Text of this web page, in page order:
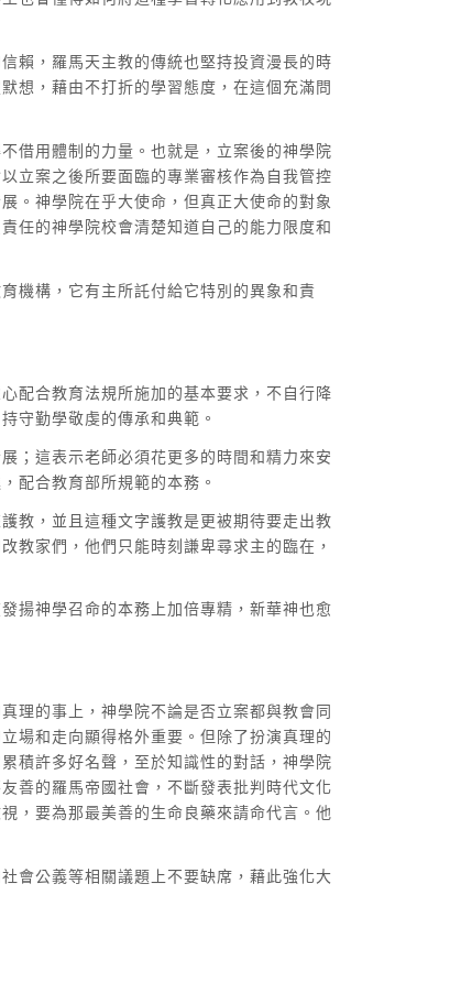
賴，羅馬天主教的傳統也堅持投資漫長的時
想，藉由不打折的學習態度，在這個充滿問
借用體制的力量。也就是，立案後的神學院
立案之後所要面臨的專業審核作為自我管控
。神學院在乎大使命，但真正大使命的對象
任的神學院校會清楚知道自己的能力限度和
機構，它有主所託付給它特別的異象和責
配合教育法規所施加的基本要求，不自行降
守勤學敬虔的傳承和典範。
；這表示老師必須花更多的時間和精力來安
配合教育部所規範的本務。
教，並且這種文字護教是更被期待要走出教
教家們，他們只能時刻謙卑尋求主的臨在，
揚神學召命的本務上加倍專精，新華神也愈
理的事上，神學院不論是否立案都與教會同
場和走向顯得格外重要。但除了扮演真理的
積許多好名聲，至於知識性的對話，神學院
善的羅馬帝國社會，不斷發表批判時代文化
，要為那最美善的生命良藥來請命代言。他
會公義等相關議題上不要缺席，藉此強化大